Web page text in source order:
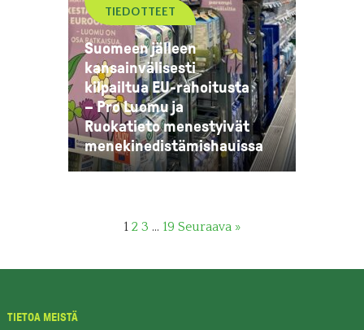
TIEDOTTEET
Suomeen jälleen
kansainvälisesti
kilpailtua EU-rahoitusta
– Pro Luomu ja
Ruokatieto menestyivät
menekinedistämishauissa
1 2 3 … 19 Seuraava »
TIETOA MEISTÄ